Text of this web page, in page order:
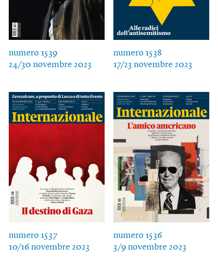
numero 1539
24/30 novembre 2023
numero 1538
17/23 novembre 2023
numero 1537
10/16 novembre 2023
numero 1536
3/9 novembre 2023